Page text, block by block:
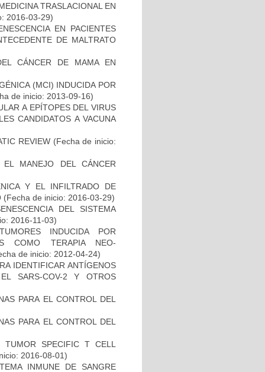
TRASLACIONAL EN
2016-03-29)
EN PACIENTES
DE MALTRATO
CÁNCER DE MAMA EN
(MCI) INDUCIDA POR
de inicio: 2013-09-16)
A EPÍTOPES DEL VIRUS
CANDIDATOS A VACUNA
REVIEW (Fecha de inicio:
EL MANEJO DEL CÁNCER
Y EL INFILTRADO DE
(Fecha de inicio: 2016-03-29)
DEL SISTEMA
2016-11-03)
INDUCIDA POR
COMO TERAPIA NEO-
de inicio: 2012-04-24)
IDENTIFICAR ANTÍGENOS
SARS-COV-2 Y OTROS
PARA EL CONTROL DEL
PARA EL CONTROL DEL
TUMOR SPECIFIC T CELL
2016-08-01)
INMUNE DE SANGRE